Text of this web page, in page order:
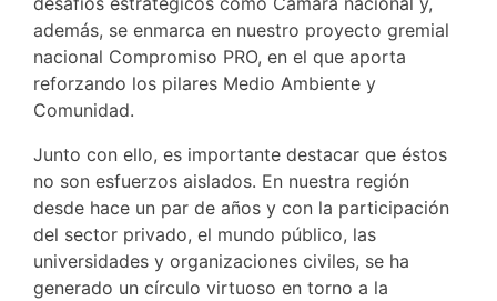
además, se enmarca en nuestro proyecto gremial
nacional Compromiso PRO, en el que aporta
reforzando los pilares Medio Ambiente y
Comunidad.
Junto con ello, es importante destacar que éstos
no son esfuerzos aislados. En nuestra región
desde hace un par de años y con la participación
del sector privado, el mundo público, las
universidades y organizaciones civiles, se ha
generado un círculo virtuoso en torno a la